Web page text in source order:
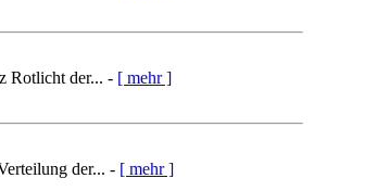
Rotlicht der... - [ mehr ]
der... - [ mehr ]